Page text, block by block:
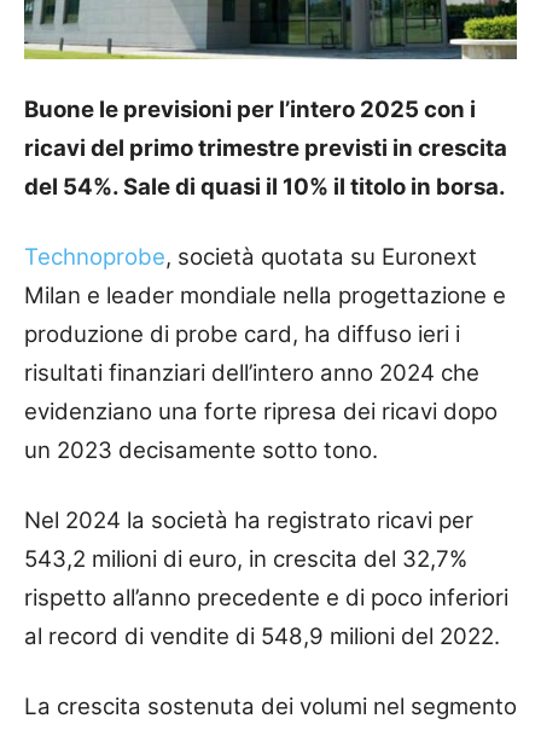
Buone le previsioni per l’intero 2025 con i
ricavi del primo trimestre previsti in crescita
del 54%. Sale di quasi il 10% il titolo in borsa.
Technoprobe, società quotata su Euronext
Milan e leader mondiale nella progettazione e
produzione di probe card, ha diffuso ieri i
risultati finanziari dell’intero anno 2024 che
evidenziano una forte ripresa dei ricavi dopo
un 2023 decisamente sotto tono.
Nel 2024 la società ha registrato ricavi per
543,2 milioni di euro, in crescita del 32,7%
rispetto all’anno precedente e di poco inferiori
al record di vendite di 548,9 milioni del 2022.
La crescita sostenuta dei volumi nel segmento